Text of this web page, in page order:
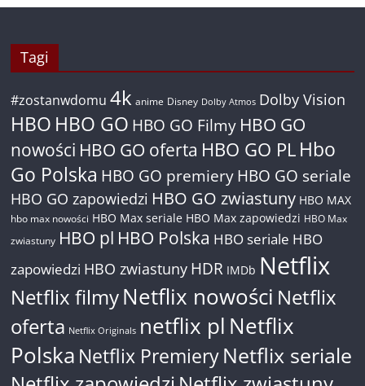
Tagi
#zostanwdomu 4k anime Disney Dolby Atmos Dolby Vision
HBO HBO GO HBO GO Filmy HBO GO
nowości HBO GO oferta HBO GO PL Hbo
Go Polska HBO GO premiery HBO GO seriale
HBO GO zapowiedzi HBO GO zwiastuny HBO MAX
hbo max nowości HBO Max seriale HBO Max zapowiedzi HBO Max
zwiastuny HBO pl HBO Polska HBO seriale HBO
zapowiedzi HBO zwiastuny HDR IMDb Netflix
Netflix filmyNetflix nowości Netflix
oferta Netflix Originals netflix pl Netflix
Polska Netflix PremieryNetflix seriale